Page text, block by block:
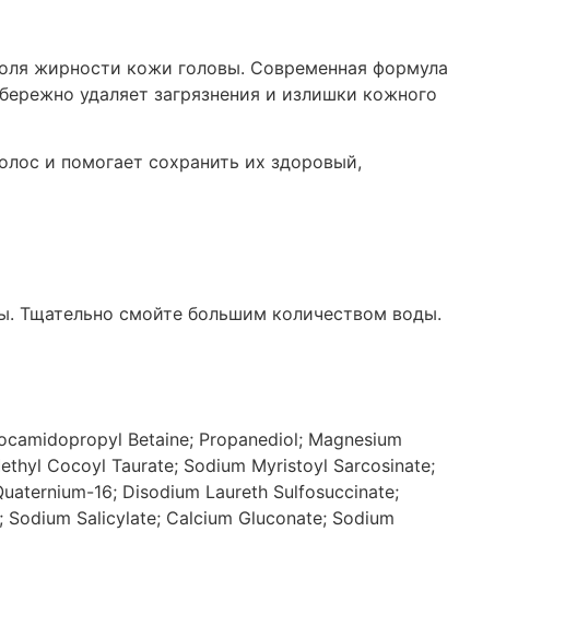
жирности кожи головы. Современная формула
удаляет загрязнения и излишки кожного
и помогает сохранить их здоровый,
Тщательно смойте большим количеством воды.
Betaine; Propanediol; Magnesium
Cocoyl Taurate; Sodium Myristoyl Sarcosinate;
16; Disodium Laureth Sulfosuccinate;
Salicylate; Calcium Gluconate; Sodium